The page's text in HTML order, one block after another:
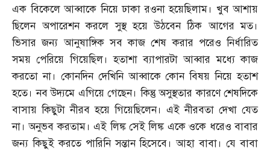
এক বিকেলে আব্বাকে নিয়ে ঢাকা রওনা হয়েছিলাম। খুব আশায়
ছিলেন অপারেশন করলে সুস্থ হয়ে উঠবেন ঠিক আগের মত।
ভিসার জন্য আনুষাঙ্গিক সব কাজ শেষ করার পরেও নির্ধারিত
সময় পেরিয়ে গিয়েছিল। হতাশা ব্যাপারটা আব্বার মধ্যে কাজ
করতো না। কোনদিন দেখিনি আব্বাকে কোন বিষয় নিয়ে হতাশ
হতে। নব উদ্যমে এগিয়ে গেছেন। কিন্তু অসুস্থতার কারণে শেষদিকে
বাসায় কিছুটা নীরব হয়ে গিয়েছিলেন। এই নীরবতা দেখা যেত
না। অনুভব করতাম। এই লিঙ্ক সেই লিঙ্ক একে ওকে ধরেও বাবার
জন্য কিছুই করতে পারিনি সন্তান হিসেবে। আহা বাবা। যে বাবা